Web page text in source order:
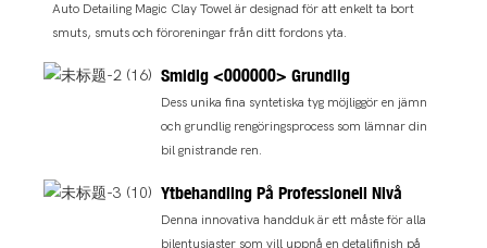
Auto Detailing Magic Clay Towel är designad för att enkelt ta bort
smuts, smuts och föroreningar från ditt fordons yta.
Smidig <000000> Grundlig
Dess unika fina syntetiska tyg möjliggör en jämn
och grundlig rengöringsprocess som lämnar din
bil gnistrande ren.
Ytbehandling På Professionell Nivå
Denna innovativa handduk är ett måste för alla
bilentusiaster som vill uppnå en detaljfinish på